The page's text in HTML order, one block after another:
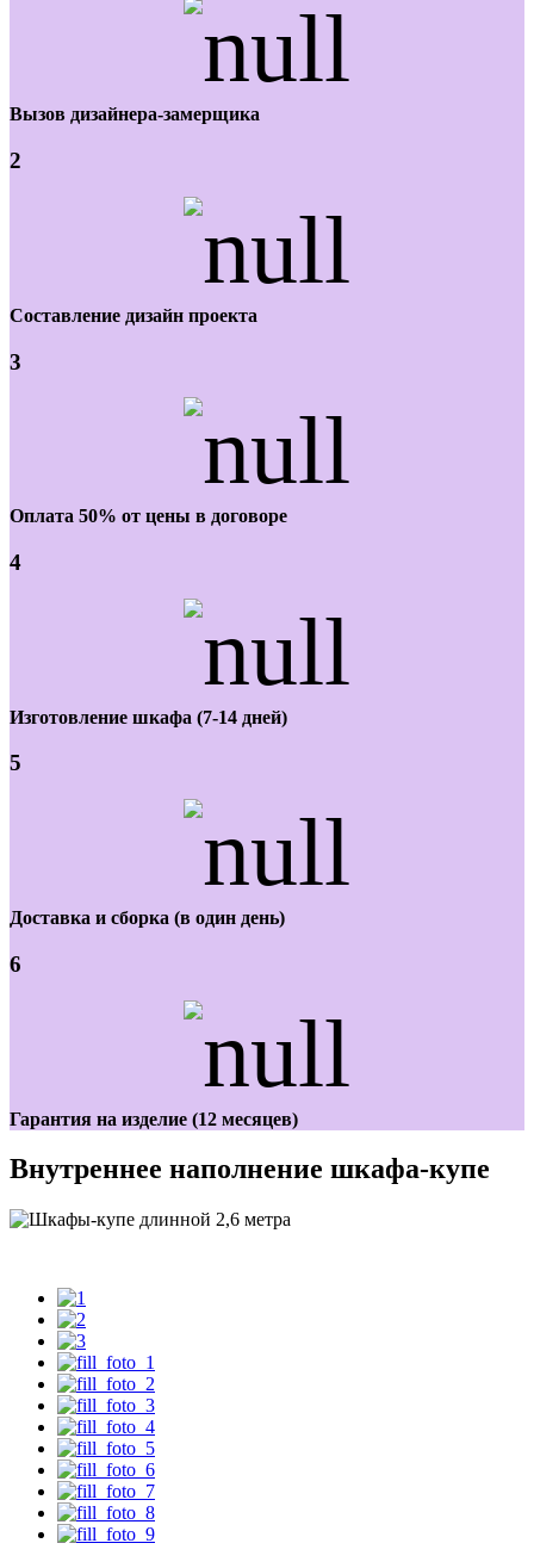
Вызов дизайнера-замерщика
2
Составление дизайн проекта
3
Оплата 50% от цены в договоре
4
Изготовление шкафа (7-14 дней)
5
Доставка и сборка (в один день)
6
Гарантия на изделие (12 месяцев)
Внутреннее наполнение шкафа-купе